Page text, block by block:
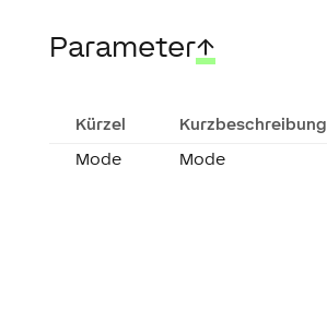
Parameter↑
Kürzel Kurzbeschreibung
Mode
Mode